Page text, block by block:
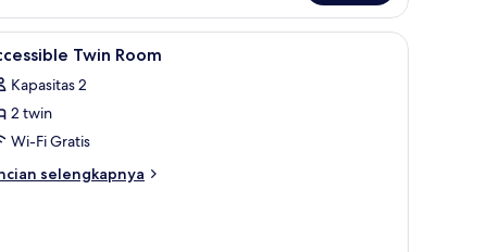
laptop, dan kedap suara Brankas, meja kerja, ruang kerja ramah
5 Twin Room
Kapasitas 2
2 twin
Wi-Fi Gratis
selengkapnya